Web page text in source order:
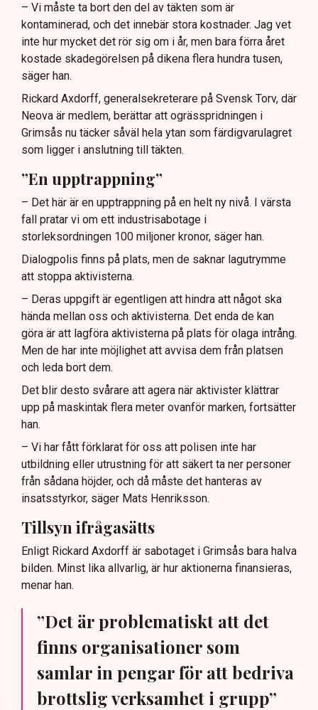
– Vi måste ta bort den del av täkten som är
kontaminerad, och det innebär stora kostnader. Jag vet
inte hur mycket det rör sig om i år, men bara förra året
kostade skadegörelsen på dikena flera hundra tusen,
säger han.
Rickard Axdorff, generalsekreterare på Svensk Torv, där
Neova är medlem, berättar att ogrässpridningen i
Grimsås nu täcker såväl hela ytan som färdigvarulagret
som ligger i anslutning till täkten.
”En upptrappning”
– Det här är en upptrappning på en helt ny nivå. I värsta
fall pratar vi om ett industrisabotage i
storleksordningen 100 miljoner kronor, säger han.
Dialogpolis finns på plats, men de saknar lagutrymme
att stoppa aktivisterna.
– Deras uppgift är egentligen att hindra att något ska
hända mellan oss och aktivisterna. Det enda de kan
göra är att lagföra aktivisterna på plats för olaga intrång.
Men de har inte möjlighet att avvisa dem från platsen
och leda bort dem.
Det blir desto svårare att agera när aktivister klättrar
upp på maskintak flera meter ovanför marken, fortsätter
han.
– Vi har fått förklarat för oss att polisen inte har
utbildning eller utrustning för att säkert ta ner personer
från sådana höjder, och då måste det hanteras av
insatsstyrkor, säger Mats Henriksson.
Tillsyn ifrågasätts
Enligt Rickard Axdorff är sabotaget i Grimsås bara halva
bilden. Minst lika allvarlig, är hur aktionerna finansieras,
menar han.
”Det är problematiskt att det
finns organisationer som
samlar in pengar för att bedriva
brottslig verksamhet i grupp”